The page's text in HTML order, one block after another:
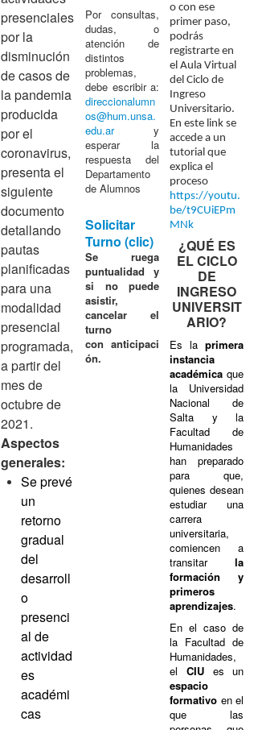
presenciales
por la
disminución
de casos de
la pandemia
producida
por el
coronavirus,
presenta el
siguiente
documento
detallando
pautas
planificadas
para una
modalidad
presencial
programada,
a partir del
mes de
octubre de
2021.
Aspectos
generales:
Se prevé
un
retorno
gradual
del
desarroll
o
presenci
al de
actividad
es
académi
cas
Por consultas,
dudas, o
atención de
distintos
problemas,
debe escribir a:
direccionalumn
os@hum.unsa.
edu.ary
esperar la
respuesta del
Departamento
de Alumnos
Solicitar
Turno (clic)
Se ruega
puntualidad y
si no puede
asistir,
cancelar el
turno
con anticipaci
ón.
o con ese
primer paso,
podrás
registrarte en
el Aula Virtual
del Ciclo de
Ingreso
Universitario.
En este link se
accede a un
tutorial que
explica el
proceso
https://youtu.
be/t9CUiEPm
MNk
¿QUÉ ES
EL CICLO
DE
INGRESO
UNIVERSIT
ARIO?
Es laprimera
instancia
académica que
la Universidad
Nacional de
Salta y la
Facultad de
Humanidades
han preparado
para que,
quienes desean
estudiar una
carrera
universitaria,
comiencen a
transitarla
formación y
primeros
aprendizajes.
En el caso de
la Facultad de
Humanidades,
el CIUes un
espacio
formativo en el
que las